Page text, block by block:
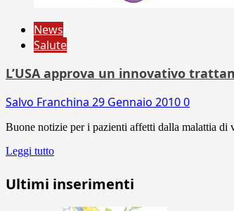
News
Salute
L’USA approva un innovativo
Salvo Franchina 29 Gennaio 20100
Buone notizie per i pazienti affetti dalla malattia
Leggi tutto
Ultimi inserimenti